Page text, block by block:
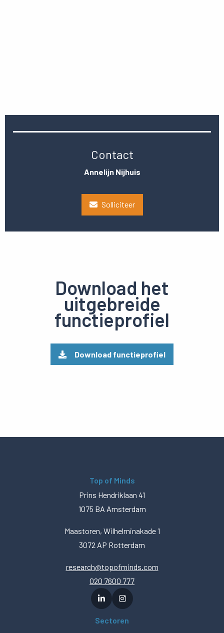
Contact
Annelijn Nijhuis
Solliciteer
Download het
uitgebreide
functieprofiel
Download functieprofiel
Top of Minds
Prins Hendriklaan 41
1075 BA Amsterdam
Maastoren, Wilhelminakade 1
3072 AP Rotterdam
research@topofminds.com
020 7600 777
Sectoren